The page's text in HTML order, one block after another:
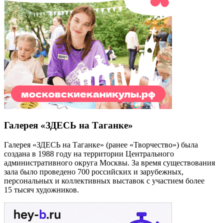
Галерея «ЗДЕСЬ на Таганке»
Галерея «ЗДЕСЬ на Таганке» (ранее «Творчество») была
создана в 1988 году на территории Центрального
административного округа Москвы. За время существования
зала было проведено 700 российских и зарубежных,
персональных и коллективных выставок с участием более
15 тысяч художников.